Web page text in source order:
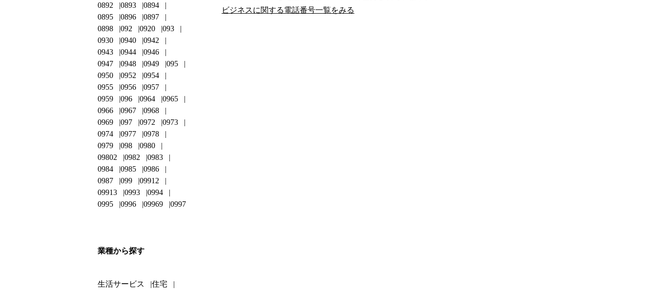
ビジネスに関する電話番号一覧をみる
0892
0893
0894
0895
0896
0897
0898
092 0920
093
0930
0940
0942
0943
0944
0946
0947
0948 0949
095
0950
0952
0954
0955
0956
0957
0959
096 0964
0965
0966
0967
0968
0969
097 0972
0973
0974
0977
0978
0979
098
0980
09802
0982
0983
0984
0985
0986
0987
099
09912
09913
0993
0994
0995
0996 09969 0997
業種から探す
生活サービス 住宅